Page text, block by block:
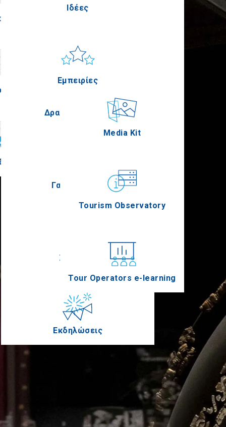
Δραστηριότητες
Γαστρονομία
Συνέδρια
Εκδηλώσεις
Media Kit
Tourism Observatory
Tour Operators e-learning
Ιδέες
Εμπειρίες